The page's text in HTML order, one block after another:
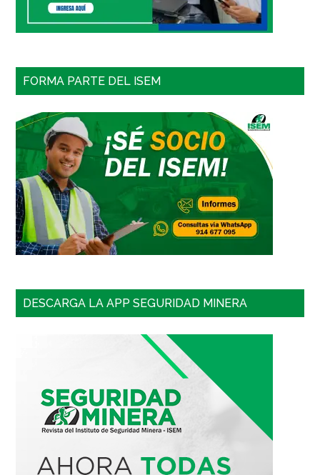
FORMA PARTE DEL ISEM
DESCARGA LA APP SEGURIDAD MINERA